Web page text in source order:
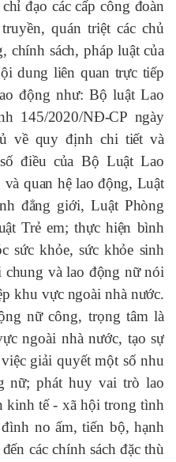
chỉ đạo các cấp công đoàn
quán triệt cácchủ
, chính sách, pháp luật của
dung liên quan trực tiếp
động như: Bộ luật Lao
145/2020/NĐ-CP ngày
về quy định chi tiết và
điều của Bộ Luật Lao
quan hệ lao động, Luật
đẳng giới, Luật Phòng
Trẻ em; thực hiện bình
sức khỏe, sức khỏe sinh
chung và lao động nữ nói
khu vực ngoài nhà nước.
nữ công, trọng tâm là
ngoài nhà nước, tạo sự
giải quyết một số nhu
nữ; phát huy vai trò lao
kinh tế - xã hội trong tình
no ấm, tiến bộ, hạnh
các chính sách đặc thù